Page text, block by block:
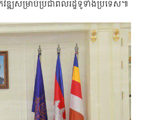
វឌ្ឍសម្រាប់ប្រជាពលរដ្ឋទូទាំងប្រទេស៕